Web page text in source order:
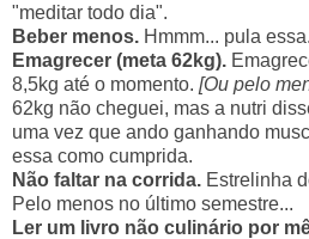
"meditar todo dia".
Beber menos. Hmmm... pula essa.
Emagrecer (meta 62kg).
8,5kg até o momento. [Ou pelo
62kg não cheguei, mas a nutri
uma vez que ando ganhando
essa como cumprida.
Não faltar na corrida. Estrelinha
Pelo menos no último semestre...
Ler um livro não culinário por